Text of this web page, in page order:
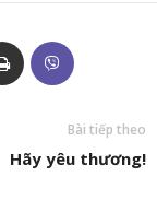
Bài tiếp theo
Hãy yêu thương!